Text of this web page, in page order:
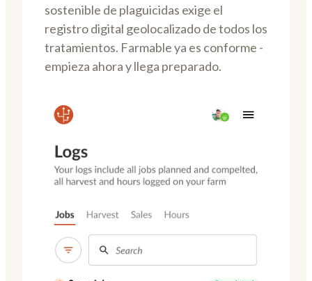
sostenible de plaguicidas exige el
registro digital geolocalizado de todos los
tratamientos. Farmable ya es conforme -
empieza ahora y llega preparado.